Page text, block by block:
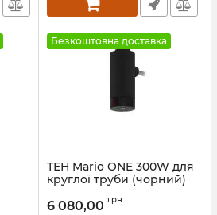
Безкоштовна доставка
ТЕН Mario ONE 300W для
круглої труби (чорний)
Артикул:6.027.047416.BM-BM
6 080,00 грн